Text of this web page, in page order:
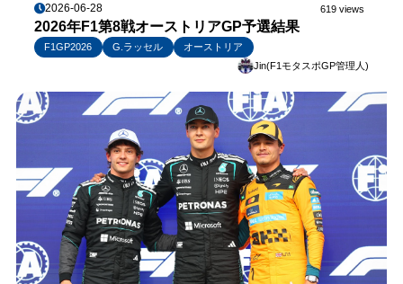
2026-06-28 619 views
2026年F1第8戦オーストリアGP予選結果
F1GP2026 G.ラッセル
オーストリア
Jin(F1モタスポGP管理人)